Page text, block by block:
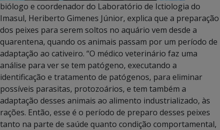
biólogo e coordenador do Laboratório de Ictiologia do
Imasul, Heriberto Gimenes Júnior, explica que a preparação
dos peixes para serem soltos no aquário vem desde a
quarentena, quando os animais passam por um período de
adaptação ao cativeiro. “O médico veterinário faz uma
análise para ver se tem patógeno, executando a
identificação e tratamento de patógenos, para eliminar
possíveis parasitas, protozoários, e tem também a
adaptação desses animais ao alimento industrializado, às
rações. Então, esse é o período de preparo desses peixes
tanto na parte de saúde quanto condição comportamental,